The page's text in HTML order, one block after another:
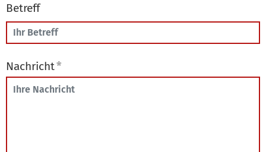
Betreff
Nachricht*